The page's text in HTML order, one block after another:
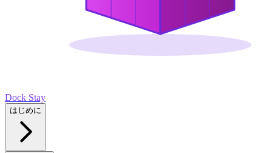
Dock Stay
はじめに